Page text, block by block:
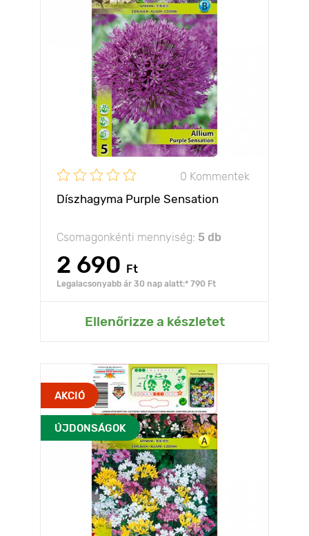
0 Kommentek
Díszhagyma Purple Sensation
Csomagonkénti mennyiség: 5 db
2 690 Ft
Legalacsonyabb ár 30 nap alatt:* 790 Ft
Ellenőrizze a készletet
AKCIÓ
ÚJDONSÁGOK